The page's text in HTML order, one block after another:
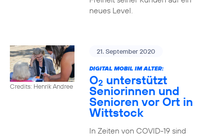
neues Level.
Credits: Henrik Andree
21. September 2020
DIGITAL MOBIL IM ALTER:
O2 unterstützt
Seniorinnen und
Senioren vor Ort in
Wittstock
In Zeiten von COVID-19 sind